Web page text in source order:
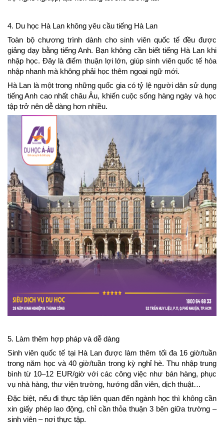
4. Du học Hà Lan không yêu cầu tiếng Hà Lan
Toàn bộ chương trình dành cho sinh viên quốc tế đều được
giảng dạy bằng tiếng Anh. Bạn không cần biết tiếng Hà Lan khi
nhập học. Đây là điểm thuận lợi lớn, giúp sinh viên quốc tế hòa
nhập nhanh mà không phải học thêm ngoại ngữ mới.
Hà Lan là một trong những quốc gia có tỷ lệ người dân sử dụng
tiếng Anh cao nhất châu Âu, khiến cuộc sống hàng ngày và học
tập trở nên dễ dàng hơn nhiều.
5. Làm thêm hợp pháp và dễ dàng
Sinh viên quốc tế tại Hà Lan được làm thêm tối đa 16 giờ/tuần
trong năm học và 40 giờ/tuần trong kỳ nghỉ hè. Thu nhập trung
bình từ 10–12 EUR/giờ với các công việc như bán hàng, phục
vụ nhà hàng, thư viện trường, hướng dẫn viên, dịch thuật…
Đặc biệt, nếu đi thực tập liên quan đến ngành học thì không cần
xin giấy phép lao động, chỉ cần thỏa thuận 3 bên giữa trường –
sinh viên – nơi thực tập.